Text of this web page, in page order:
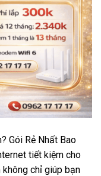
Gói Rẻ Nhất Bao
tiết kiệm cho
chỉ giúp bạn